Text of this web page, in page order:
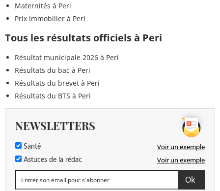
Maternités à Peri
Prix immobilier à Peri
Tous les résultats officiels à Peri
Résultat municipale 2026 à Peri
Résultats du bac à Peri
Résultats du brevet à Peri
Résultats du BTS à Peri
NEWSLETTERS
Santé Voir un exemple
Astuces de la rédac Voir un exemple